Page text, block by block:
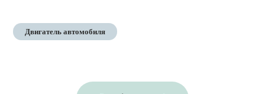
Двигатель автомобиля